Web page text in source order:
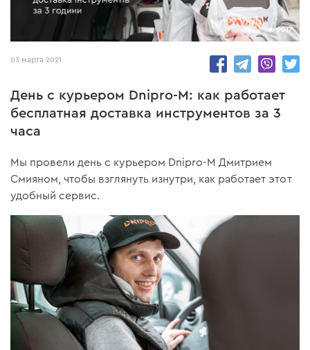
9017
03 марта 2021
День с курьером Dnipro-M: как работает
бесплатная доставка инструментов за 3
часа
Мы провели день с курьером Dnipro-M Дмитрием
Смияном, чтобы взглянуть изнутри, как работает этот
удобный сервис.